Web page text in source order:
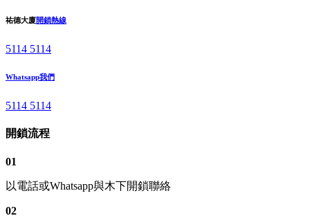
祐德大廈開鎖熱線
5114 5114
Whatsapp我們
5114 5114
開鎖流程
01
以電話或Whatsapp與木下開鎖聯絡
02